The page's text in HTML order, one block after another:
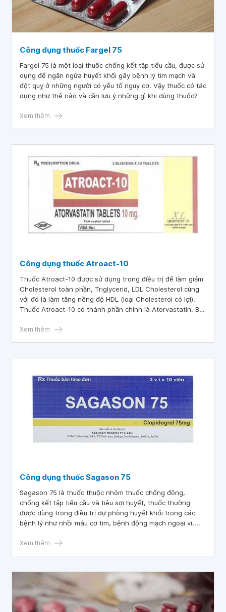
Công dụng thuốc Fargel 75
Fargel 75 là một loại thuốc chống kết tập tiểu cầu, được sử
dụng để ngăn ngừa huyết khối gây bệnh lý tim mạch và
đột quỵ ở những người có yếu tố nguy cơ. Vậy thuốc có tác
dụng như thế nào và cần lưu ý những gì khi dùng thuốc?
Xem thêm
Công dụng thuốc Atroact-10
Thuốc Atroact-10 được sử dụng trong điều trị để làm giảm
Cholesterol toàn phần, Triglycerid, LDL Cholesterol cùng
với đó là làm tăng nồng độ HDL (loại Cholesterol có lợi).
Thuốc Atroact-10 có thành phần chính là Atorvastatin. Bài
dùng thuốc Atroact-10.
Xem thêm
Công dụng thuốc Sagason 75
Sagason 75 là thuốc thuộc nhóm thuốc chống đông,
chống kết tập tiểu cầu và tiêu sợi huyết, thuốc thường
được dùng trong điều trị dự phòng huyết khối trong các
bệnh lý như nhồi máu cơ tim, bệnh động mạch ngoại vi,...
Xem thêm